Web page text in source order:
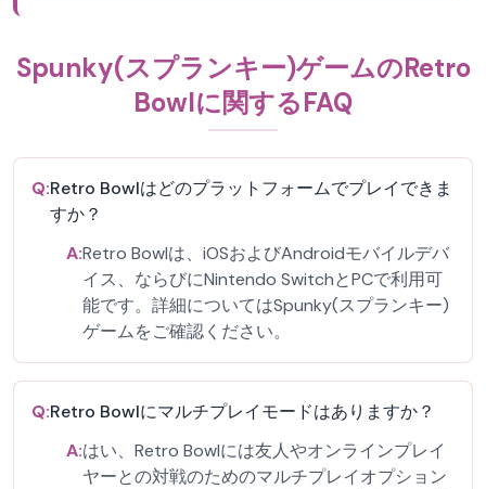
Spunky(スプランキー)ゲームのRetro
Bowlに関するFAQ
Q:Retro Bowlはどのプラットフォームでプレイできま
すか？
A:Retro Bowlは、iOSおよびAndroidモバイルデバ
イス、ならびにNintendo SwitchとPCで利用可
能です。詳細についてはSpunky(スプランキー)
ゲームをご確認ください。
Q:Retro Bowlにマルチプレイモードはありますか？
A:はい、Retro Bowlには友人やオンラインプレイ
ヤーとの対戦のためのマルチプレイオプション